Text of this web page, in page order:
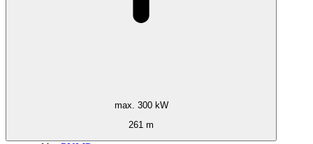
max. 300 kW
261 m